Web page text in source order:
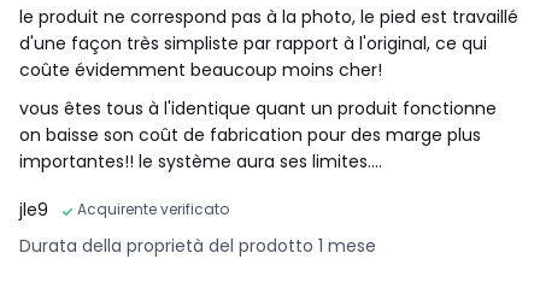
le produit ne correspond pas à la photo, le pied est travaillé
d'une façon très simpliste par rapport à l'original, ce qui
coûte évidemment beaucoup moins cher!
vous êtes tous à l'identique quant un produit fonctionne
on baisse son coût de fabrication pour des marge plus
importantes!! le système aura ses limites....
jle9
Acquirente verificato
Durata della proprietà del prodotto 1 mese